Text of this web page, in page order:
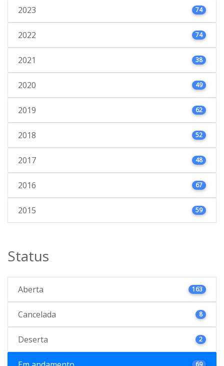
2023 74
2022 74
2021 38
2020 49
2019 62
2018 52
2017 48
2016 67
2015 59
Status
Aberta 163
Cancelada 8
Deserta 2
69